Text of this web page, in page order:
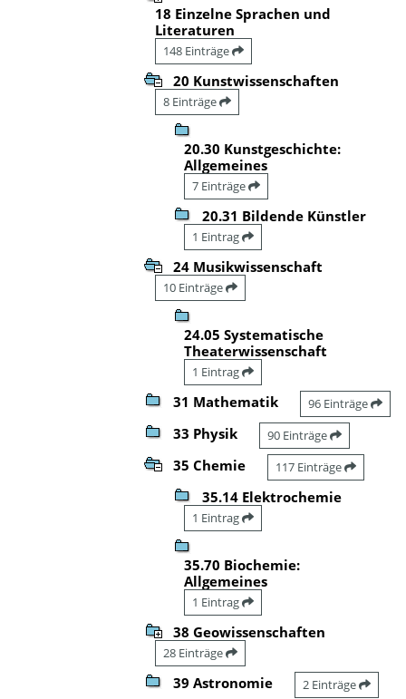
18 Einzelne Sprachen und
Literaturen
148 Einträge
20 Kunstwissenschaften
8 Einträge
20.30 Kunstgeschichte:
Allgemeines
7 Einträge
20.31 Bildende Künstler
1 Eintrag
24 Musikwissenschaft
10 Einträge
24.05 Systematische
Theaterwissenschaft
1 Eintrag
31 Mathematik 96 Einträge
33 Physik 90 Einträge
35 Chemie 117 Einträge
35.14 Elektrochemie
1 Eintrag
35.70 Biochemie:
Allgemeines
1 Eintrag
38 Geowissenschaften
28 Einträge
39 Astronomie 2 Einträge